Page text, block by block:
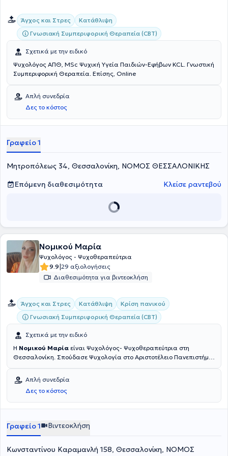
Άγχος και Στρες
Κατάθλιψη
Γνωσιακή Συμπεριφορική Θεραπεία (CBT)
Σχετικά με την ειδικό
Ψυχολόγος ΑΠΘ, MSc Ψυχική Υγεία Παιδιών-Εφήβων KCL. Γνωστική
Συμπεριφορική Θεραπεία. Επίσης, Online
Απλή συνεδρία
Δες το κόστος
Γραφείο 1
Μητροπόλεως 34, Θεσσαλονίκη, ΝΟΜΟΣ ΘΕΣΣΑΛΟΝΙΚΗΣ
Επόμενη διαθεσιμότητα
Κλείσε ραντεβού
Νομικού Μαρία
Ψυχολόγος - Ψυχοθεραπεύτρια
9.9|29 αξιολογήσεις
Διαθεσιμότητα για βιντεοκλήση
Άγχος και Στρες Κατάθλιψη
Κρίση πανικού
Γνωσιακή Συμπεριφορική Θεραπεία (CBT)
Σχετικά με την ειδικό
Η Νομικού Μαρία είναι Ψυχολόγος- Ψυχοθεραπεύτρια στη
Θεσσαλονίκη. Σπούδασε Ψυχολογία στο Αριστοτέλειο Πανεπιστήμιο
Ψυχολογίας (MSc Γνωστικής Ψυχολογίας και Εφαρμογές, ΑΠΘ). Ως
Ψυχοθεραπεύτρια διαθέτει εκπαίδευση σε διάφορες μορφές
ψυχοθεραπείας. Έλαβε πολυετή εκπαίδευση στη Γνωσιακή
Συμπεριφορική Ψυχοθεραπεία (CBT) και είναι πιστοποιημένο μέλος
Κλινική Ύπνωση και είναι εκπαιδευόμενη στη Θεραπεία σχημάτων.
Τέλος έχει εξειδικευτεί στη χορήγηση του MMPI-2 (Πολυδιάστατο
Psychometrica και έχει παρακολουθήσει αρκετά επιμορφωτικά
Απλή συνεδρία
Δες το κόστος
Γραφείο 1 Βιντεοκλήση
Κωνσταντίνου Καραμανλή 158, Θεσσαλονίκη, ΝΟΜΟΣ